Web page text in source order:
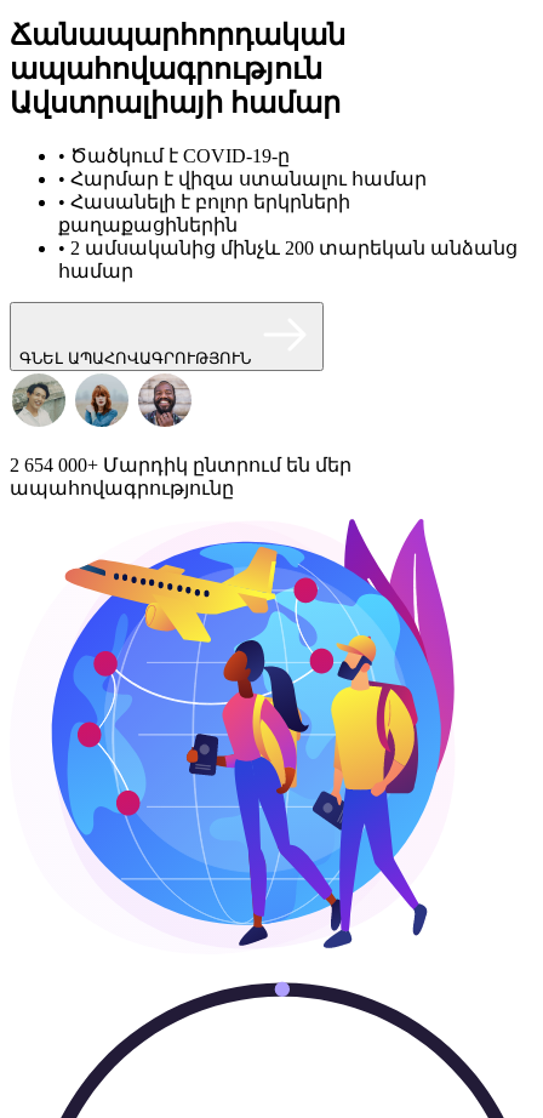
Ճանապարհորդական
ապահովագրություն
Ավստրալիայի համար
• Ծածկում է COVID-19-ը
• Հարմար է վիզա ստանալու համար
• Հասանելի է բոլոր երկրների
քաղաքացիներին
• 2 ամսականից մինչև 200 տարեկան անձանց
համար
ԳՆԵԼ ԱՊԱՀՈՎԱԳՐՈՒԹՅՈՒՆ
2 654 000+ Մարդիկ ընտրում են մեր
ապահովագրությունը